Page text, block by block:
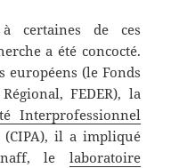
certaines de ces
a été concocté.
européens (le Fonds
FEDER), la
Interprofessionnel
(CIPA), il a impliqué
le laboratoire